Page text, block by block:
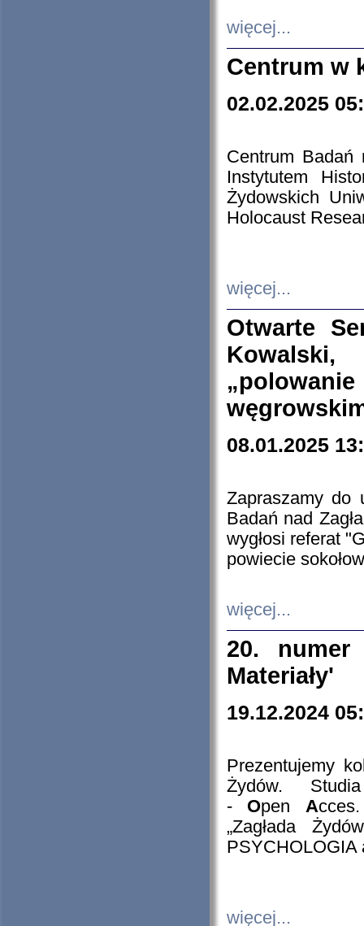
więcej...
Centrum w
02.02.2025
Centrum Badań
Instytutem
Żydowskich
Holocaust
więcej...
Otwarte
08.01.2025
Zapraszamy do
Badań nad
wygłosi referat
powiecie
więcej...
20. numer
Materiały'
19.12.2024
Prezentujemy
Żydów.
- Open A
„Zagłada
PSYCHOLOGIA
więcej...